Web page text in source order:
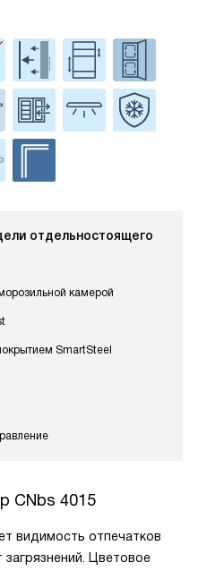
отдельностоящего
камерой
SmartSteel
CNbs 4015
видимость отпечатков
Цветовое